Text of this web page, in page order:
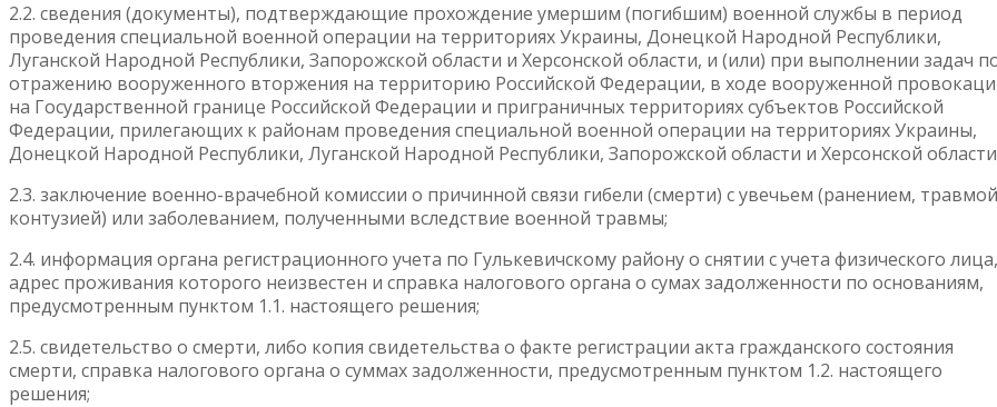
2.2. сведения (документы), подтверждающие прохождение умершим (погибшим) военной службы в период
проведения специальной военной операции на территориях Украины, Донецкой Народной Республики,
Луганской Народной Республики, Запорожской области и Херсонской области, и (или) при выполнении задач
отражению вооруженного вторжения на территорию Российской Федерации, в ходе вооруженной
на Государственной границе Российской Федерации и приграничных территориях субъектов Российской
Федерации, прилегающих к районам проведения специальной военной операции на территориях Украины,
Донецкой Народной Республики, Луганской Народной Республики, Запорожской области и Херсонской
2.3. заключение военно-врачебной комиссии о причинной связи гибели (смерти) с увечьем (ранением,
контузией) или заболеванием, полученными вследствие военной травмы;
2.4. информация органа регистрационного учета по Гулькевичскому району о снятии с учета физического лица,
адрес проживания которого неизвестен и справка налогового органа о сумах задолженности по основаниям,
предусмотренным пунктом 1.1. настоящего решения;
2.5. свидетельство о смерти, либо копия свидетельства о факте регистрации акта гражданского состояния
смерти, справка налогового органа о суммах задолженности, предусмотренным пунктом 1.2. настоящего
решения;